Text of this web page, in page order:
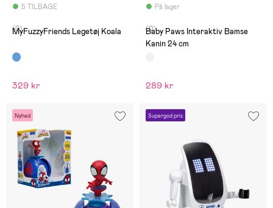
5 TILBAGE
(0)
MyFuzzyFriends Legetøj Koala
329 kr
På lager
(0)
Baby Paws Interaktiv Bamse
Kanin 24 cm
289 kr
Nyhed Supergod pris